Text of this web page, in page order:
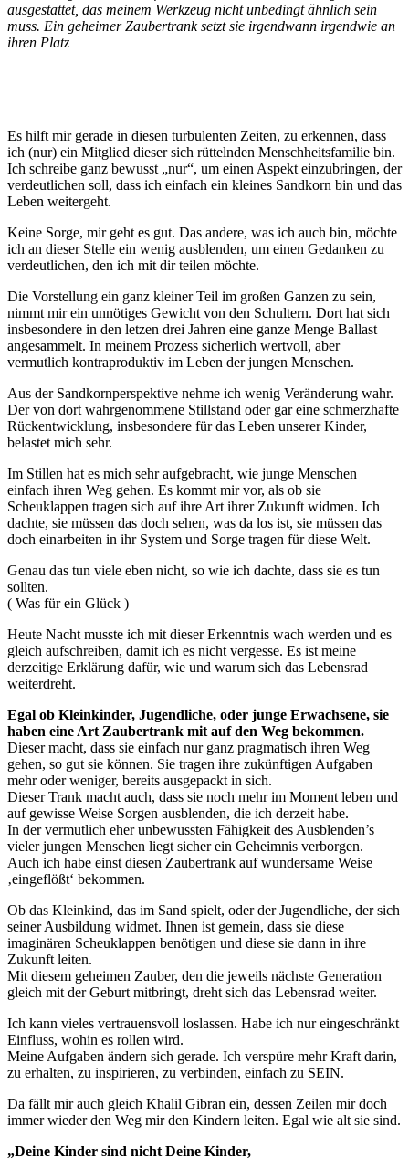
ausgestattet, das meinem Werkzeug nicht unbedingt ähnlich sein
muss. Ein geheimer Zaubertrank setzt sie irgendwann irgendwie an
ihren Platz
Es hilft mir gerade in diesen turbulenten Zeiten, zu erkennen, dass
ich (nur) ein Mitglied dieser sich rüttelnden Menschheitsfamilie bin.
Ich schreibe ganz bewusst „nur“, um einen Aspekt einzubringen, der
verdeutlichen soll, dass ich einfach ein kleines Sandkorn bin und das
Leben weitergeht.
Keine Sorge, mir geht es gut. Das andere, was ich auch bin, möchte
ich an dieser Stelle ein wenig ausblenden, um einen Gedanken zu
verdeutlichen, den ich mit dir teilen möchte.
Die Vorstellung ein ganz kleiner Teil im großen Ganzen zu sein,
nimmt mir ein unnötiges Gewicht von den Schultern. Dort hat sich
insbesondere in den letzen drei Jahren eine ganze Menge Ballast
angesammelt. In meinem Prozess sicherlich wertvoll, aber
vermutlich kontraproduktiv im Leben der jungen Menschen.
Aus der Sandkornperspektive nehme ich wenig Veränderung wahr.
Der von dort wahrgenommene Stillstand oder gar eine schmerzhafte
Rückentwicklung, insbesondere für das Leben unserer Kinder,
belastet mich sehr.
Im Stillen hat es mich sehr aufgebracht, wie junge Menschen
einfach ihren Weg gehen. Es kommt mir vor, als ob sie
Scheuklappen tragen sich auf ihre Art ihrer Zukunft widmen. Ich
dachte, sie müssen das doch sehen, was da los ist, sie müssen das
doch einarbeiten in ihr System und Sorge tragen für diese Welt.
Genau das tun viele eben nicht, so wie ich dachte, dass sie es tun
sollten.
( Was für ein Glück )
Heute Nacht musste ich mit dieser Erkenntnis wach werden und es
gleich aufschreiben, damit ich es nicht vergesse. Es ist meine
derzeitige Erklärung dafür, wie und warum sich das Lebensrad
weiterdreht.
Egal ob Kleinkinder, Jugendliche, oder junge Erwachsene, sie
haben eine Art Zaubertrank mit auf den Weg bekommen.
Dieser macht, dass sie einfach nur ganz pragmatisch ihren Weg
gehen, so gut sie können. Sie tragen ihre zukünftigen Aufgaben
mehr oder weniger, bereits ausgepackt in sich.
Dieser Trank macht auch, dass sie noch mehr im Moment leben und
auf gewisse Weise Sorgen ausblenden, die ich derzeit habe.
In der vermutlich eher unbewussten Fähigkeit des Ausblenden’s
vieler jungen Menschen liegt sicher ein Geheimnis verborgen.
Auch ich habe einst diesen Zaubertrank auf wundersame Weise
‚eingeflößt‘ bekommen.
Ob das Kleinkind, das im Sand spielt, oder der Jugendliche, der sich
seiner Ausbildung widmet. Ihnen ist gemein, dass sie diese
imaginären Scheuklappen benötigen und diese sie dann in ihre
Zukunft leiten.
Mit diesem geheimen Zauber, den die jeweils nächste Generation
gleich mit der Geburt mitbringt, dreht sich das Lebensrad weiter.
Ich kann vieles vertrauensvoll loslassen. Habe ich nur eingeschränkt
Einfluss, wohin es rollen wird.
Meine Aufgaben ändern sich gerade. Ich verspüre mehr Kraft darin,
zu erhalten, zu inspirieren, zu verbinden, einfach zu SEIN.
Da fällt mir auch gleich Khalil Gibran ein, dessen Zeilen mir doch
immer wieder den Weg mir den Kindern leiten. Egal wie alt sie sind.
„Deine Kinder sind nicht Deine Kinder,